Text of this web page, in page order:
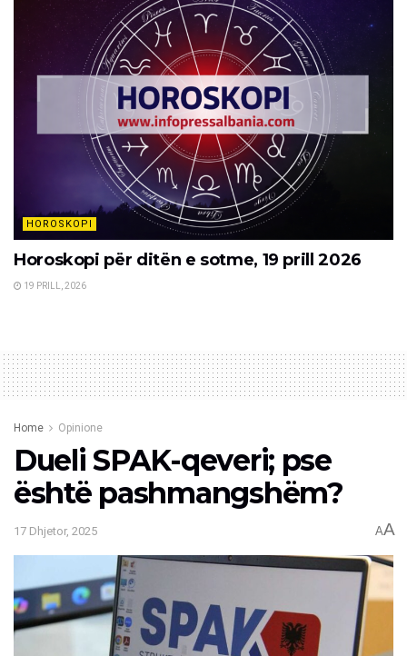
HOROSKOPI
Horoskopi për ditën e sotme, 19 prill 2026
19 PRILL, 2026
Home Opinione
Dueli SPAK-qeveri; pse
është pashmangshëm?
17 Dhjetor, 2025 AA